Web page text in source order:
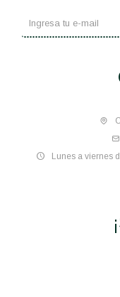
Lunes a viernes